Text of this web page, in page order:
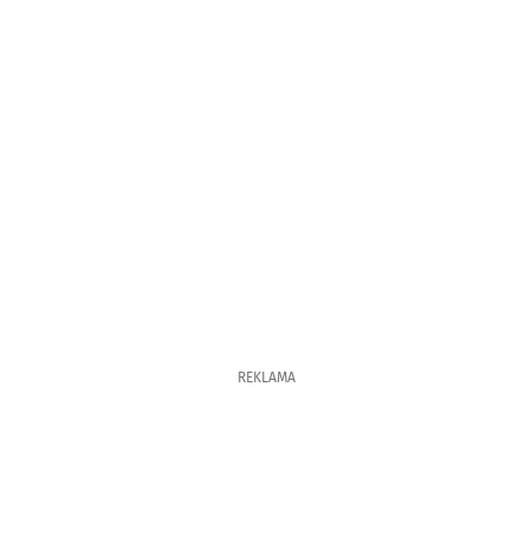
REKLAMA